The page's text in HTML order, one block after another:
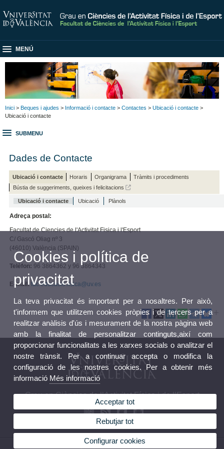
MENÚ
Inici > Beques i ajudes > Informació i contacte > Contactes > Ubicació i contacte >
Ubicació i contacte
SUBMENU
Dades de Contacte
Ubicació i contacte Horaris Organigrama
Tràmits i procediments
Bústia de suggeriments, queixes i felicitacions
Ubicació i contacte Ubicació Plànols
Adreça postal:
Facultat de Ciencies de l'Activitat Fisica i l'Esport
C/ Gascó Oliag nº 3
(46010) València (SPAIN)
Telèfon: 96 3864362 y 96 3864343
E-mail: fac.educacio.fisica@uv.es
Grau en Ciències de l’Activitat Física i de l’Esport
© 2026 UV. - C/ Gascó Oliag nº 3, 46010 Valencia.Tel.: 96 386 43 62 / 96 386 43 43
Cookies i política de
privacitat
La teva privacitat és important per a nosaltres. Per això,
t'informem que utilitzem cookies pròpies i de tercers per a
realitzar anàlisis d'ús i mesurament de la nostra pàgina web
amb la finalitat de personalitzar continguts,així com
proporcionar funcionalitats a les xarxes socials o analitzar el
nostre trànsit. Per a continuar accepta o modifica la
configuració de les nostres cookies. Per a obtenir més
informació Més informació
Acceptar tot
Rebutjar tot
Configurar cookies